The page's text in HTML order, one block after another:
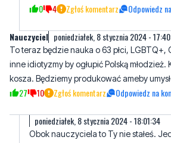
To teraz będzie nauka o 63 płci, LGBTQ+,
kosza. Będziemy produkować ameby
27 10 Zgłoś komentarz Odpowiedz na
poniedziałek, 8 stycznia 2024 - 18:01:34
Obok nauczyciela to Ty nie stałeś.
4 15 Zgłoś komentarz Odpowiedz